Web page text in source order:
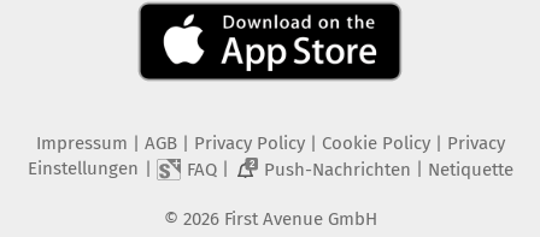
Impressum | AGB | Privacy Policy| Cookie Policy| Privacy
Einstellungen | FAQ| 2 Push-Nachrichten | Netiquette
© 2026 First Avenue GmbH